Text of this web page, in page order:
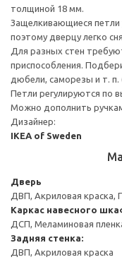
толщиной 18 мм.
Защелкивающиеся петли
поэтому дверцу легко
Для разных стен
приспособления.
дюбели, саморезы и т. п.
Петли регулируются по
Можно дополнить
Дизайнер:
IKEA of Sweden
Дверь
ДВП, Акриловая краска,
Каркас навесного
ДСП, Меламиновая
Задняя стенка:
ДВП, Акриловая краска